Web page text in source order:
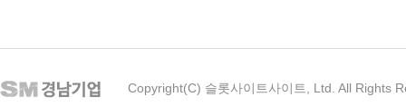
Copyright(C) 슬롯사이트사이트, Ltd. All Rights